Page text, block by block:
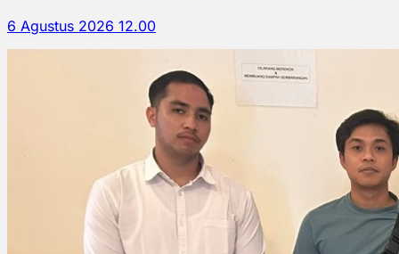
6 Agustus 2026 12.00